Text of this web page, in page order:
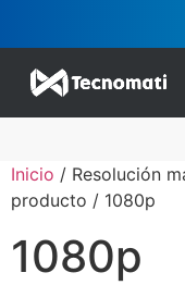
Inicio / Resolución
producto / 1080p
1080p